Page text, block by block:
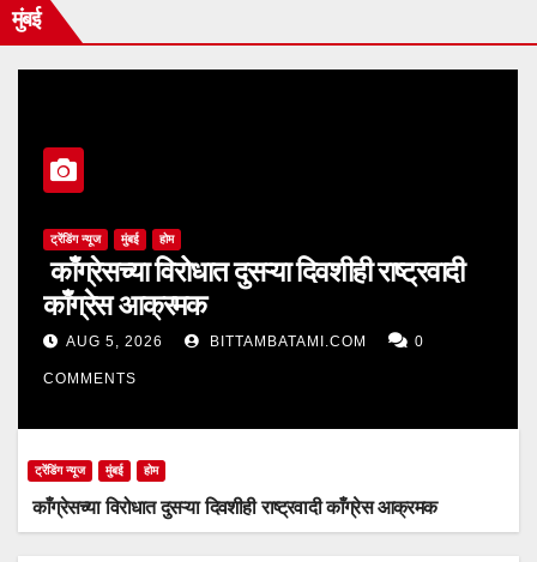
मुंबई
ट्रेंडिंग न्यूज मुंबई होम
काँग्रेसच्या विरोधात दुसऱ्या दिवशीही राष्ट्रवादी
काँग्रेस आक्रमक
AUG 5, 2026 BITTAMBATAMI.COM 0
COMMENTS
ट्रेंडिंग न्यूज मुंबई होम
काँग्रेसच्या विरोधात दुसऱ्या दिवशीही राष्ट्रवादी काँग्रेस आक्रमक